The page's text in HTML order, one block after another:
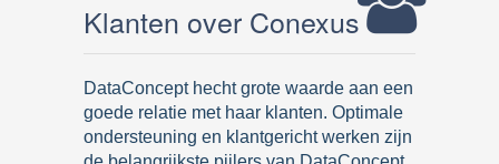
Klanten over Conexus
DataConcept hecht grote waarde aan een
goede relatie met haar klanten. Optimale
ondersteuning en klantgericht werken zijn